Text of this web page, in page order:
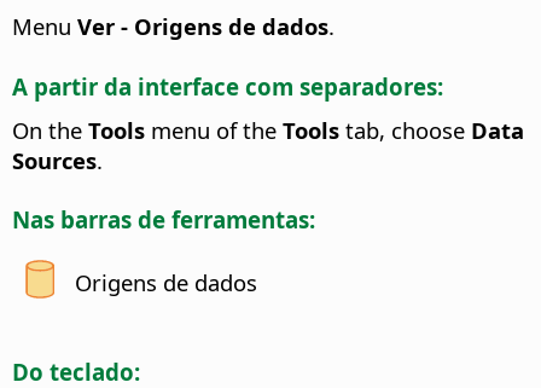
Menu Ver - Origens de dados.
A partir da interface com separadores:
On the Tools menu of the Tools tab, choose Data
Sources.
Nas barras de ferramentas:
Origens de dados
Do teclado: